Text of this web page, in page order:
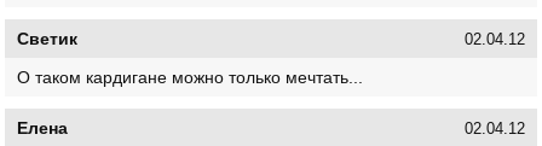
Светик 02.04.12
О таком кардигане можно только мечтать...
Елена 02.04.12